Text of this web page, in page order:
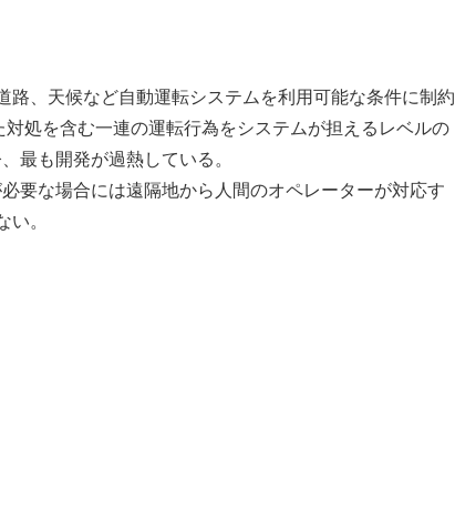
、天候など自動運転システムを利用可能な条件に制約
処を含む一連の運転行為をシステムが担えるレベルの
最も開発が過熱している。
要な場合には遠隔地から人間のオペレーターが対応す
。